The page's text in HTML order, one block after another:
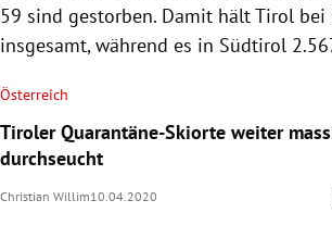
59 sind gestorben. Damit hältTirol bei
insgesamt, während es in Südtirol
Österreich
Tiroler Quarantäne-Skiorte weiter
durchseucht
Christian Willim10.04.2020